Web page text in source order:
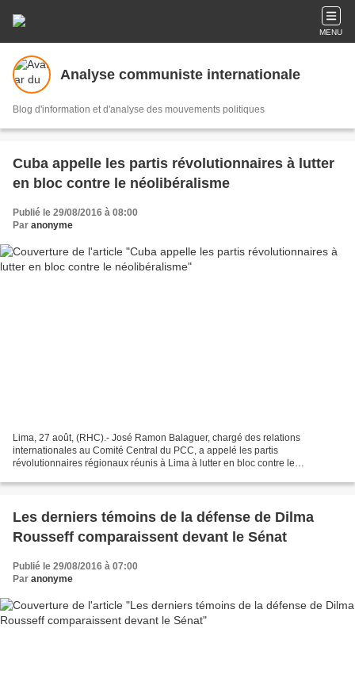
MENU
Analyse communiste internationale
Blog d'information et d'analyse des mouvements politiques
Cuba appelle les partis révolutionnaires à lutter
en bloc contre le néolibéralisme
Publié le 29/08/2016 à 08:00
Par anonyme
Lima, 27 août, (RHC).- José Ramon Balaguer, chargé des relations
internationales au Comité Central du PCC, a appelé les partis
révolutionnaires régionaux réunis à Lima à lutter en bloc contre le
Les derniers témoins de la défense de Dilma
Rousseff comparaissent devant le Sénat
Publié le 29/08/2016 à 07:00
Par anonyme